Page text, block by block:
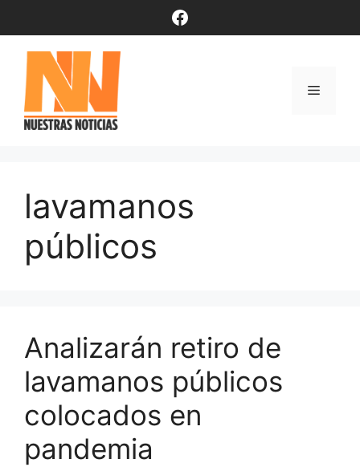
contenido
Facebook
Menú
lavamanos
públicos
Analizarán retiro de
lavamanos públicos
colocados en
pandemia